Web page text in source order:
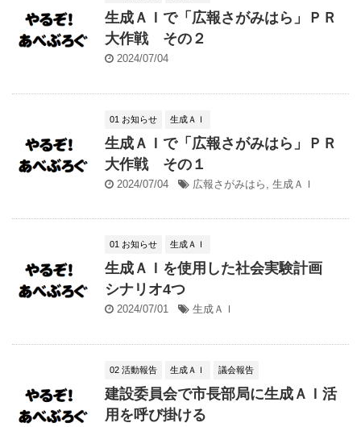
生成ＡＩで「広報さがみはら」ＰＲ
大作戦 その２
2024/07/04
01 お知らせ 生成ＡＩ
生成ＡＩで「広報さがみはら」ＰＲ
大作戦 その１
2024/07/04 広報さがみはら 生成ＡＩ
01 お知らせ 生成ＡＩ
生成ＡＩを使用した社会実験計画
シナリオ4つ
2024/07/01 生成ＡＩ
02 活動報告 生成ＡＩ 議会報告
建設委員会で市長部局に生成ＡＩ活
用を呼び掛ける